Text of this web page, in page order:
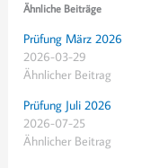
Ähnliche Beiträge
Prüfung März 2026
2026-03-29
Ähnlicher Beitrag
Prüfung Juli 2026
2026-07-25
Ähnlicher Beitrag